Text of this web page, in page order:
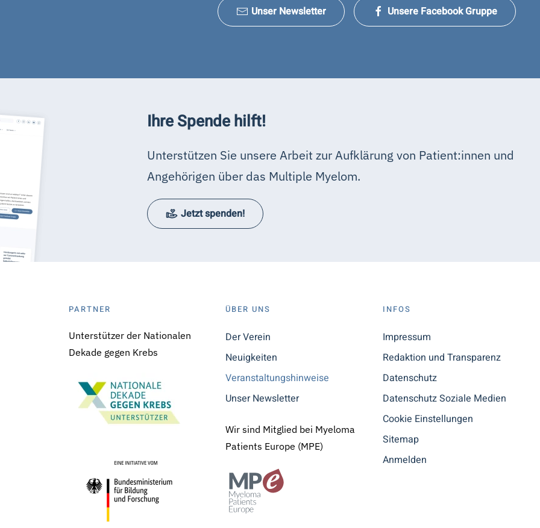
Unser Newsletter Unsere Facebook Gruppe
Ihre Spende hilft!
Unterstützen Sie unsere Arbeit zur Aufklärung von Patient:innen und
Angehörigen über das Multiple Myelom.
Jetzt spenden!
PARTNER
Unterstützer der Nationalen
Dekade gegen Krebs
ÜBER UNS
Der Verein
Neuigkeiten
Veranstaltungshinweise
Unser Newsletter
Wir sind Mitglied bei Myeloma
Patients Europe (MPE)
INFOS
Impressum
Redaktion und Transparenz
Datenschutz
Datenschutz Soziale Medien
Cookie Einstellungen
Sitemap
Anmelden